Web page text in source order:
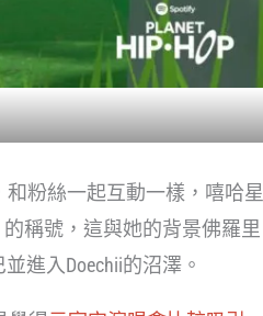
和粉絲一起互動一樣，嘻哈星
稱號，這與她的背景佛羅里
進入Doechii的沼澤。